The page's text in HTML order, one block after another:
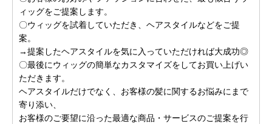
ィッグをご提案します。
〇ウィッグを試着していただき、ヘアスタイルなどをご提
案。
→提案したヘアスタイルを気に入っていただければ大成功◎
〇最後にウィッグの簡単なカスタマイズをしてお買い上げい
ただきます。
ヘアスタイルだけでなく、お客様の髪に関するお悩みにまで
寄り添い、
お客様のご要望に沿った最適な商品・サービスのご提案を行